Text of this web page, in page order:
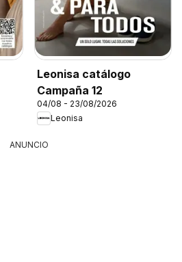
Leonisa catálogo
Campaña 12
04/08 - 23/08/2026
Leonisa
ANUNCIO